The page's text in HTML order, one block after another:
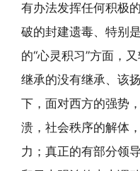
有办法发挥任何积极
破的封建遗毒、特别
的“心灵积习”方面，
继承的没有继承、该
下，面对西方的强势
溃，社会秩序的解体
力；真正的有部分领